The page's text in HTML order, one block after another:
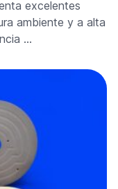
excelentes
ambiente y a alta
…